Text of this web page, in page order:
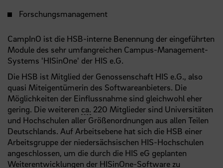
Forschungsmanagement
CampInO ist die HSB-interne Benennung der eingeführten
Module des sehr umfangreichen Campus-Management-
Systems 'HISinOne' der HIS e.G.
Die HSB ist Mitglied der Genossenschaft HIS e.G., also
quasi Miteigentümerin des Softwareanbieters. Die
Möglichkeiten der Einflussnahme sind gleichwohl eher
gering. Die weiteren ca. 220 Mitglieder sind Universitäten
und Hochschulen aller Größenordnungen aus allen Teilen
Deutschlands. Auf Arbeitsebene hat sich die HSB einer
Arbeitsgruppe der niedersächsischen HIS-Hochschulen
angeschlossen, um die durch die HIS eG geplanten
Weiterentwicklungen der HISinOne-Software zu